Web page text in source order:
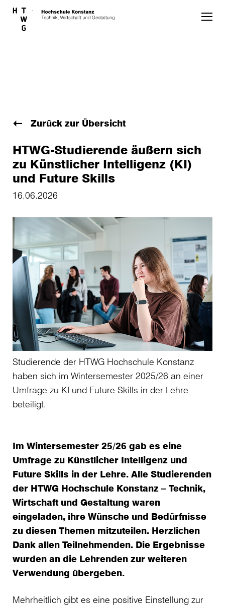
Skip to main content
Zurück zur Übersicht
HTWG-Studierende äußern sich
zu Künstlicher Intelligenz (KI)
und Future Skills
16.06.2026
Studierende der HTWG Hochschule Konstanz
haben sich im Wintersemester 2025/26 an einer
Umfrage zu KI und Future Skills in der Lehre
beteiligt.
Im Wintersemester 25/26 gab es eine
Umfrage zu Künstlicher Intelligenz und
Future Skills in der Lehre. Alle Studierenden
der HTWG Hochschule Konstanz ‒ Technik,
Wirtschaft und Gestaltung waren
eingeladen, ihre Wünsche und Bedürfnisse
zu diesen Themen mitzuteilen. Herzlichen
Dank allen Teilnehmenden. Die Ergebnisse
wurden an die Lehrenden zur weiteren
Verwendung übergeben.
Mehrheitlich gibt es eine positive Einstellung zur